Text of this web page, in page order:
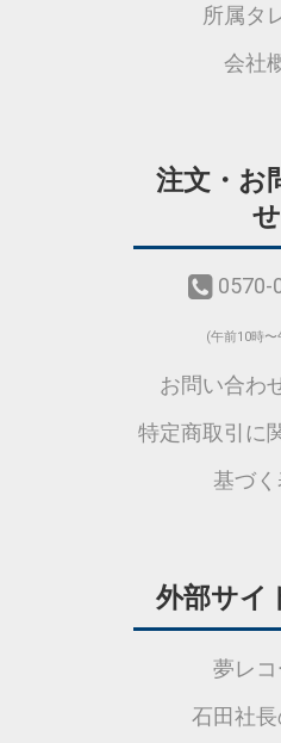
所属タ
会社
注文・お
せ
0570-
(午前10時〜
お問い合わ
特定商取引に
基づ
外部サイ
夢レコ
石田社